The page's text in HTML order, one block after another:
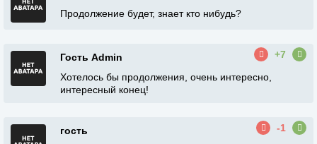
Продолжение будет, знает кто нибудь?
Гость Admin
+7
Хотелось бы продолжения, очень интересно,
интересный конец!
гость
-1